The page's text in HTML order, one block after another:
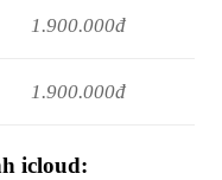
1.900.000đ
1.900.000đ
icloud: